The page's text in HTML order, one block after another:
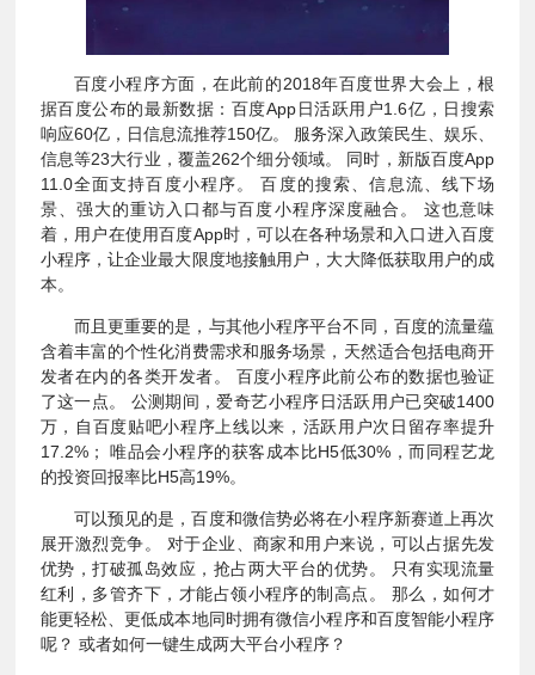
百度小程序方面，在此前的2018年百度世界大会上，根
据百度公布的最新数据：百度App日活跃用户1.6亿，日搜索
响应60亿，日信息流推荐150亿。 服务深入政策民生、娱乐、
信息等23大行业，覆盖262个细分领域。 同时，新版百度App
11.0全面支持百度小程序。 百度的搜索、信息流、线下场
景、强大的重访入口都与百度小程序深度融合。 这也意味
着，用户在使用百度App时，可以在各种场景和入口进入百度
小程序，让企业最大限度地接触用户，大大降低获取用户的成
本。
而且更重要的是，与其他小程序平台不同，百度的流量蕴
含着丰富的个性化消费需求和服务场景，天然适合包括电商开
发者在内的各类开发者。 百度小程序此前公布的数据也验证
了这一点。 公测期间，爱奇艺小程序日活跃用户已突破1400
万，自百度贴吧小程序上线以来，活跃用户次日留存率提升
17.2%； 唯品会小程序的获客成本比H5低30%，而同程艺龙
的投资回报率比H5高19%。
可以预见的是，百度和微信势必将在小程序新赛道上再次
展开激烈竞争。 对于企业、商家和用户来说，可以占据先发
优势，打破孤岛效应，抢占两大平台的优势。 只有实现流量
红利，多管齐下，才能占领小程序的制高点。 那么，如何才
能更轻松、更低成本地同时拥有微信小程序和百度智能小程序
呢？ 或者如何一键生成两大平台小程序？